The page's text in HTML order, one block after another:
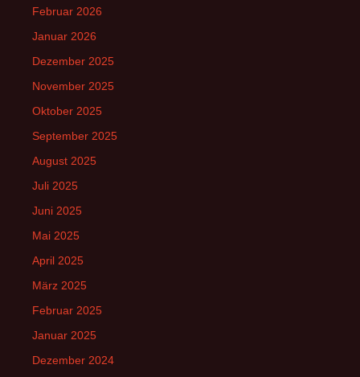
Februar 2026
Januar 2026
Dezember 2025
November 2025
Oktober 2025
September 2025
August 2025
Juli 2025
Juni 2025
Mai 2025
April 2025
März 2025
Februar 2025
Januar 2025
Dezember 2024